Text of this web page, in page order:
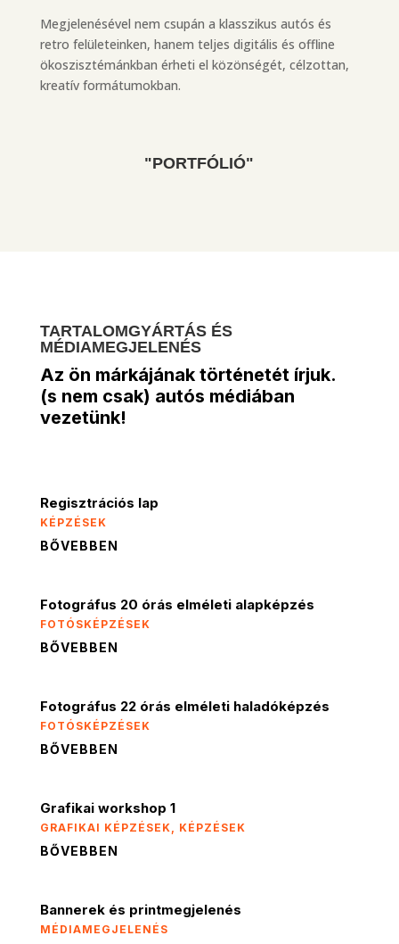
Megjelenésével nem csupán a klasszikus autós és
retro felületeinken, hanem teljes digitális és offline
ökoszisztémánkban érheti el közönségét, célzottan,
kreatív formátumokban.
"PORTFÓLIÓ"
TARTALOMGYÁRTÁS ÉS
MÉDIAMEGJELENÉS
Az ön márkájának történetét írjuk.
(s nem csak) autós médiában
vezetünk!
Regisztrációs lap
KÉPZÉSEK
BŐVEBBEN
Fotográfus 20 órás elméleti alapképzés
FOTÓSKÉPZÉSEK
BŐVEBBEN
Fotográfus 22 órás elméleti haladóképzés
FOTÓSKÉPZÉSEK
BŐVEBBEN
Grafikai workshop 1
GRAFIKAI KÉPZÉSEK, KÉPZÉSEK
BŐVEBBEN
Bannerek és printmegjelenés
MÉDIAMEGJELENÉS